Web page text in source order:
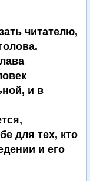
читателю,
и в
для тех, кто
и его